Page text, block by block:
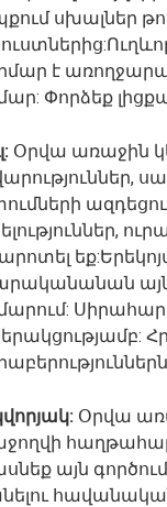
սխալներ
է
Փորձեք
Օրվա առաջին
այն
Օրվա
այն